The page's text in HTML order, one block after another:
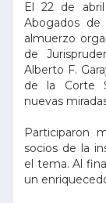
El 22 de
Abogados
almuerzo
de
Alberto F.
de la Corte
nuevas
Participaron
socios de la
el tema. Al
un